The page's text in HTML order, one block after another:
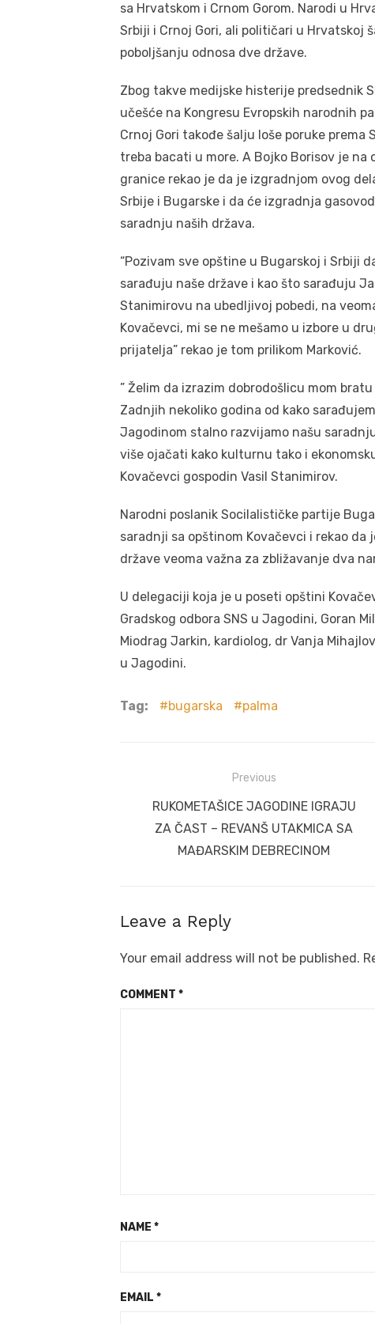
sa Hrvatskom i Crnom Gorom. Narodi u
Srbiji i Crnoj Gori, ali političari u Hrvatskoj
poboljšanju odnosa dve države.
Zbog takve medijske histerije predsednik
učešće na Kongresu Evropskih narodnih
Crnoj Gori takođe šalju loše poruke
treba bacati u more. A Bojko Borisov je
granice rekao je da je izgradnjom ovog
Srbije i Bugarske i da će izgradnja
saradnju naših država.
“Pozivam sve opštine u Bugarskoj i Srbiji
sarađuju naše države i kao što sarađuju
Stanimirovu na ubedljivoj pobedi, na
Kovačevci, mi se ne mešamo u izbore u
prijatelja” rekao je tom prilikom Marković.
” Želim da izrazim dobrodošlicu mom
Zadnjih nekoliko godina od kako
Jagodinom stalno razvijamo našu
više ojačati kako kulturnu tako i
Kovačevci gospodin Vasil Stanimirov.
Narodni poslanik Socilalističke partije
saradnji sa opštinom Kovačevci i rekao
države veoma važna za zbližavanje dva
U delegaciji koja je u poseti opštini
Gradskog odbora SNS u Jagodini, Goran
Miodrag Jarkin, kardiolog, dr Vanja
u Jagodini.
Tag: bugarska palma
navigation
Previous
Previous
post:
RUKOMETAŠICE JAGODINE IGRAJU
ZA ČAST – REVANŠ UTAKMICA SA
MAĐARSKIM DEBRECINOM
Leave a Reply
Your email address will not be published.
COMMENT *
NAME *
EMAIL *